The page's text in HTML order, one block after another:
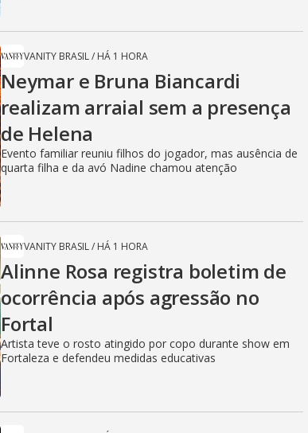
VANITY BRASIL/ HÁ 1 HORA
Neymar e Bruna Biancardi
realizam arraial sem a presença
de Helena
Evento familiar reuniu filhos do jogador, mas ausência de
quarta filha e da avó Nadine chamou atenção
VANITY BRASIL/ HÁ 1 HORA
Alinne Rosa registra boletim de
ocorrência após agressão no
Fortal
Artista teve o rosto atingido por copo durante show em
Fortaleza e defendeu medidas educativas